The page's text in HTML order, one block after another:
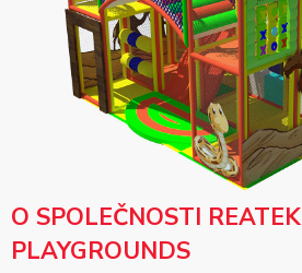
O SPOLEČNOSTI REATEK
PLAYGROUNDS